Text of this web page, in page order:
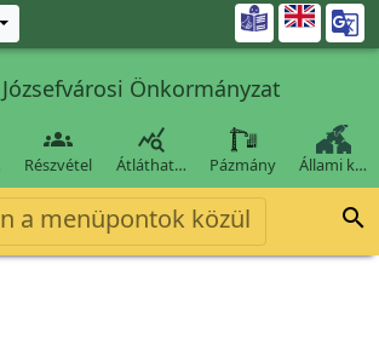

Józsefvárosi Önkormányzat

Részvétel

Átláthat… Pázmány Állami k…
a menüpontok közül 